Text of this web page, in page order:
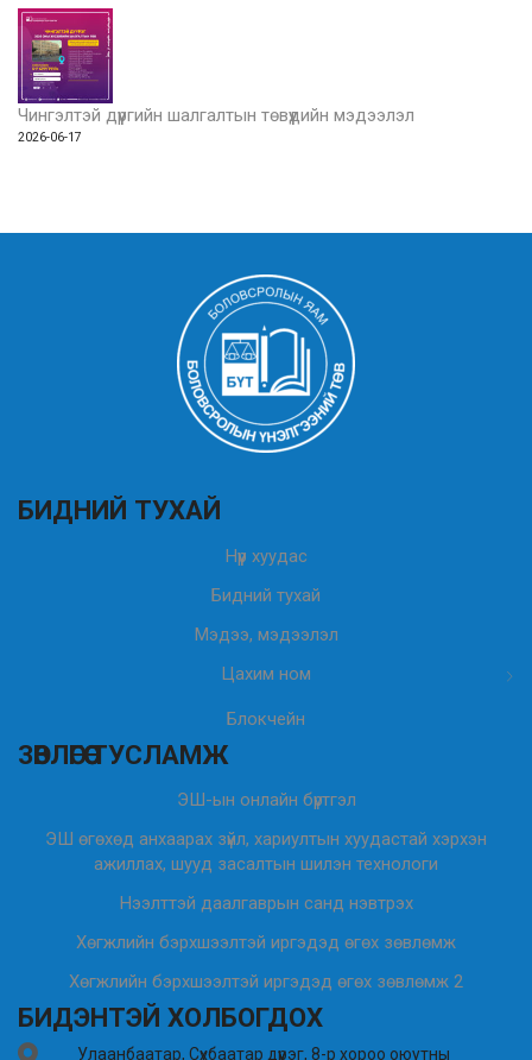
Чингэлтэй дүүргийн шалгалтын төвүүдийн мэдээлэл
2026-06-17
БИДНИЙ ТУХАЙ
Нүүр хуудас
Бидний тухай
Мэдээ, мэдээлэл
Цахим ном
Блокчейн
ЗӨВЛӨГӨӨ ТУСЛАМЖ
ЭШ-ын онлайн бүртгэл
ЭШ өгөхөд анхаарах зүйл, хариултын хуудастай хэрхэн
ажиллах, шууд засалтын шилэн технологи
Нээлттэй даалгаврын санд нэвтрэх
Хөгжлийн бэрхшээлтэй иргэдэд өгөх зөвлөмж
Хөгжлийн бэрхшээлтэй иргэдэд өгөх зөвлөмж 2
БИДЭНТЭЙ ХОЛБОГДОХ
Улаанбаатар, Сүхбаатар дүүрэг, 8-р хороо оюутны